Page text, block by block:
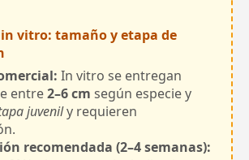
vitro: tamaño y etapa de
In vitro se entregan
entre2–6 cm según especie y
juvenily requieren
recomendada (2–4 semanas):